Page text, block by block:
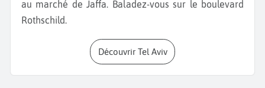
au marché de Jaffa. Baladez-vous sur le boulevard
Rothschild.
Découvrir Tel Aviv